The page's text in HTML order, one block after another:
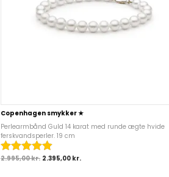
Copenhagen smykker ★
Perlearmbånd Guld 14 karat med runde ægte hvide
ferskvandsperler. 19 cm
2.995,00kr. 2.395,00 kr.